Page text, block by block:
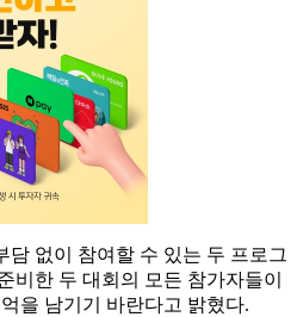
담 없이 참여할 수 있는 두 프로그
비한 두 대회의 모든 참가자들이
을 남기기 바란다고 밝혔다.